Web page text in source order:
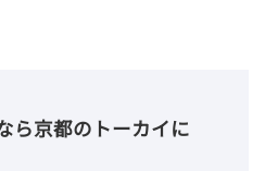
ら京都のトーカイに